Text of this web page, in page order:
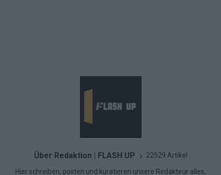
Über Redaktion | FLASH UP 22529 Artikel
Hier schreiben, posten und kuratieren unsere Redakteur alles,